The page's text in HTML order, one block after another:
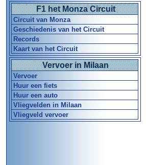
F1 het Monza Circuit
Circuit van Monza
Geschiedenis van het Circuit
Records
Kaart van het Circuit
Vervoer in Milaan
Vervoer
Huur een fiets
Huur een auto
Vliegvelden in Milaan
Vliegveld vervoer